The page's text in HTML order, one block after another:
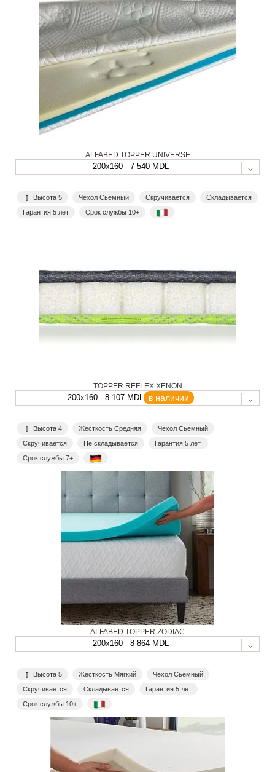
ALFABED TOPPER UNIVERSE
200x160 - 7 540 MDL
Высота 5 Чехол Сьемный Скручивается
Складывается
Гарантия 5 лет
Срок службы 10+
TOPPER REFLEX XENON
200x160 - 8 107 MDL в наличии
Высота 4 Жесткость Средняя
Чехол Сьемный
Скручивается
Не складывается
Гарантия 5 лет.
Срок службы 7+
ALFABED TOPPER ZODIAC
200x160 - 8 864 MDL
Высота 5 Жесткость Мягкий
Чехол Сьемный
Скручивается
Складывается
Гарантия 5 лет
Срок службы 10+